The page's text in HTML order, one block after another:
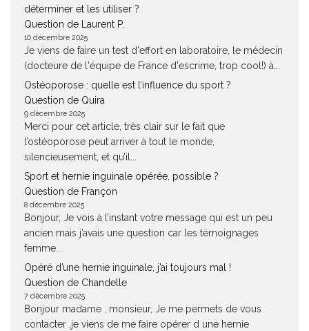
déterminer et les utiliser ?
Question de Laurent P.
10 décembre 2025
Je viens de faire un test d'effort en laboratoire, le médecin
(docteure de l'équipe de France d'escrime, trop cool!) à...
Ostéoporose : quelle est l’influence du sport ?
Question de Quira
9 décembre 2025
Merci pour cet article, très clair sur le fait que
l’ostéoporose peut arriver à tout le monde,
silencieusement, et qu’il...
Sport et hernie inguinale opérée, possible ?
Question de Françon
8 décembre 2025
Bonjour, Je vois à l’instant votre message qui est un peu
ancien mais j’avais une question car les témoignages
femme...
Opéré d’une hernie inguinale, j’ai toujours mal !
Question de Chandelle
7 décembre 2025
Bonjour madame , monsieur, Je me permets de vous
contacter ,je viens de me faire opérer d une hernie